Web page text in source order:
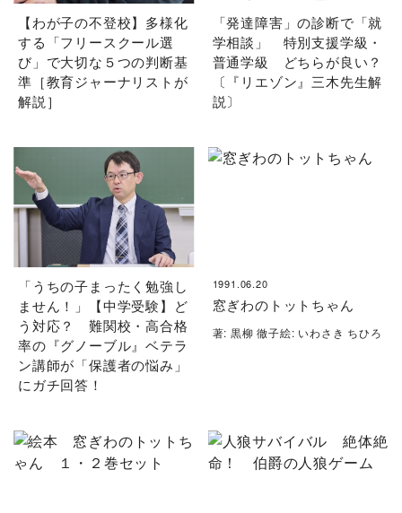
【わが子の不登校】多様化
する「フリースクール選
び」で大切な５つの判断基
準［教育ジャーナリストが
解説］
「発達障害」の診断で「就
学相談」 特別支援学級・
普通学級 どちらが良い？
〔『リエゾン』三木先生解
説〕
「うちの子まったく勉強し
ません！」【中学受験】ど
う対応？ 難関校・高合格
率の『グノーブル』ベテラ
ン講師が「保護者の悩み」
にガチ回答！
1991.06.20
窓ぎわのトットちゃん
著: 黒柳 徹子絵: いわさき ちひろ